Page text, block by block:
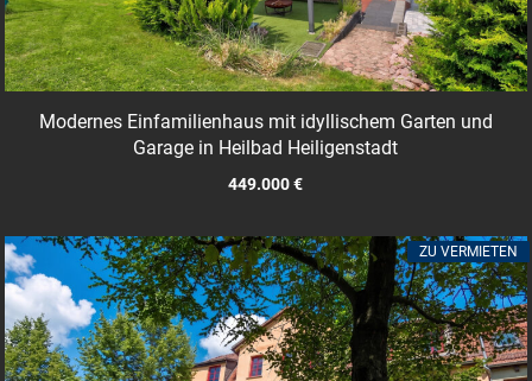
Modernes Einfamilienhaus mit idyllischem Garten und
Garage in Heilbad Heiligenstadt
449.000 €
ZU VERMIETEN